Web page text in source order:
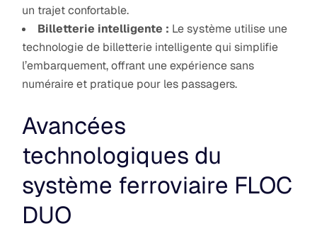
un trajet confortable.
Billetterie intelligente : Le système utilise une
technologie de billetterie intelligente qui simplifie
l’embarquement, offrant une expérience sans
numéraire et pratique pour les passagers.
Avancées
technologiques du
système ferroviaire FLOC
DUO